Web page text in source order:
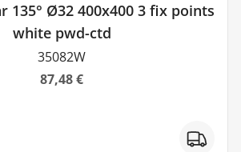
135° Ø32 400x400 3 fix points
white pwd-ctd
35082W
87,48 €